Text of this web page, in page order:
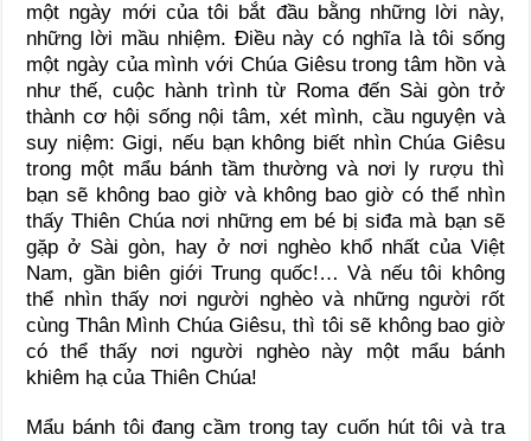
một ngày mới của tôi bắt đầu bằng những lời này,
những lời mầu nhiệm. Điều này có nghĩa là tôi sống
một ngày của mình với Chúa Giêsu trong tâm hồn và
như thế, cuộc hành trình từ Roma đến Sài gòn trở
thành cơ hội sống nội tâm, xét mình, cầu nguyện và
suy niệm: Gigi, nếu bạn không biết nhìn Chúa Giêsu
trong một mẩu bánh tầm thường và nơi ly rượu thì
bạn sẽ không bao giờ và không bao giờ có thể nhìn
thấy Thiên Chúa nơi những em bé bị siđa mà bạn sẽ
gặp ở Sài gòn, hay ở nơi nghèo khổ nhất của Việt
Nam, gần biên giới Trung quốc!… Và nếu tôi không
thể nhìn thấy nơi người nghèo và những người rốt
cùng Thân Mình Chúa Giêsu, thì tôi sẽ không bao giờ
có thể thấy nơi người nghèo này một mẩu bánh
khiêm hạ của Thiên Chúa!
Mẩu bánh tôi đang cầm trong tay cuốn hút tôi và tra